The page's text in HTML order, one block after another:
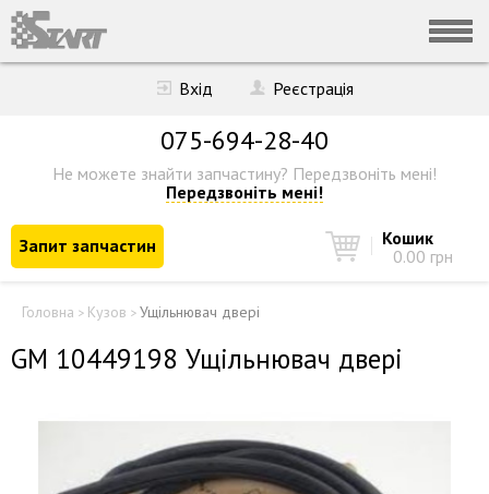
Вхід Реєстрація
075-694-28-40
Не можете знайти запчастину? Передзвоніть мені!
Передзвоніть мені!
Запит запчастин
Кошик
0.00 грн
Головна > Кузов > Ущільнювач двері
GM 10449198 Ущільнювач двері